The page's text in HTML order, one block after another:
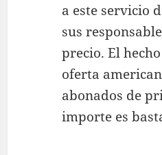
a este servicio
sus
precio. El
oferta
abonados de
importe es